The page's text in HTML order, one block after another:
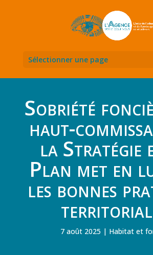
Sélectionner une page
Sobriété
haut-
la Stratégie
Plan met en
les bonnes
7 août 2025 Habitat et